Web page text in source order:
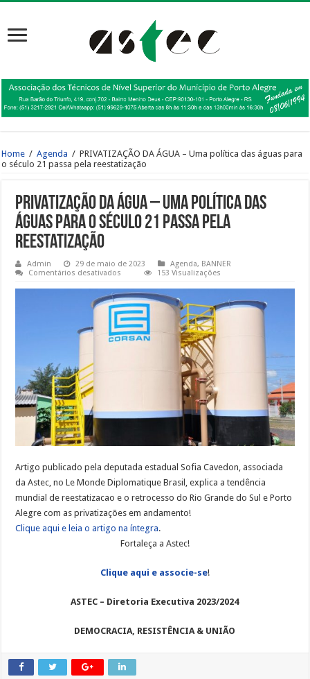
Home / Agenda / PRIVATIZAÇÃO DA ÁGUA – Uma política das águas para
o século 21 passa pela reestatização
PRIVATIZAÇÃO DA ÁGUA – Uma política das
águas para o século 21 passa pela
reestatização
Admin 29 de maio de 2023 Agenda, BANNER
Comentários desativados
DA
ÁGUA
–
Uma
política
das
águas
153 Visualizações
Artigo publicado pela deputada estadual Sofia Cavedon, associada
da Astec, no Le Monde Diplomatique Brasil, explica a tendência
mundial de reestatizacao e o retrocesso do Rio Grande do Sul e Porto
Alegre com as privatizações em andamento!
Clique aqui e leia o artigo na íntegra.
Fortaleça a Astec!
Clique aqui e associe-se!
ASTEC – Diretoria Executiva 2023/2024
DEMOCRACIA, RESISTÊNCIA & UNIÃO